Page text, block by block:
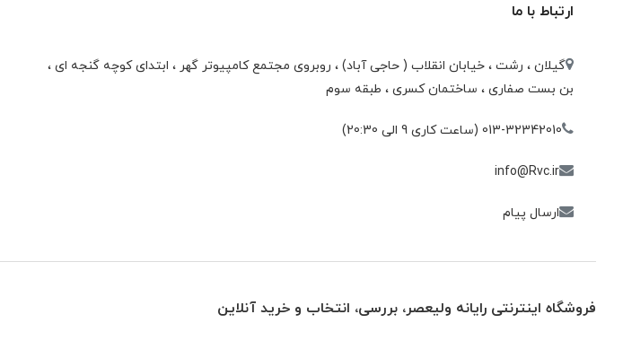
ارتباط با ما
گیلان ، رشت ، خيابان انقلاب ( حاجی آباد) ، روبروی مجتمع كامپيوتر گهر ، ابتدای كوچه گنجه ای ،
بن بست صفاری ، ساختمان كسری ، طبقه سوم
013-32342010 (ساعت کاری 9 الی 20:30)
info@Rvc.ir
ارسال پیام
فروشگاه اینترنتی رایانه ولیعصر، بررسی، انتخاب و خرید آنلاین